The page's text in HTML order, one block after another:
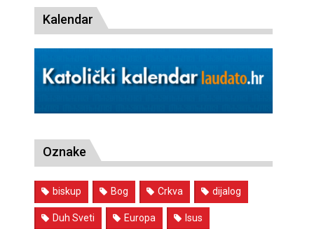
Kalendar
Oznake
biskup Bog Crkva dijalog
Duh Sveti Europa Isus